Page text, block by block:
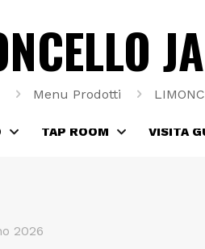
TAP ROOM VISITA
Menu Prodotti
2026